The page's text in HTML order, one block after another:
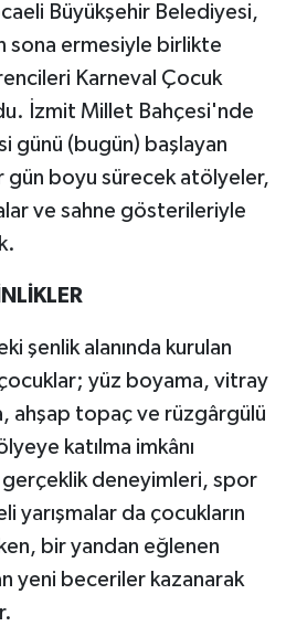
Büyükşehir Belediyesi,
sona ermesiyle birlikte
Karneval Çocuk
İzmit Millet Bahçesi'nde
günü (bugün) başlayan
gün boyu sürecek atölyeler,
ve sahne gösterileriyle
şenlik alanında kurulan
yüz boyama, vitray
ahşap topaç ve rüzgârgülü
katılma imkânı
gerçeklik deneyimleri, spor
yarışmalar da çocukların
bir yandan eğlenen
yeni beceriler kazanarak